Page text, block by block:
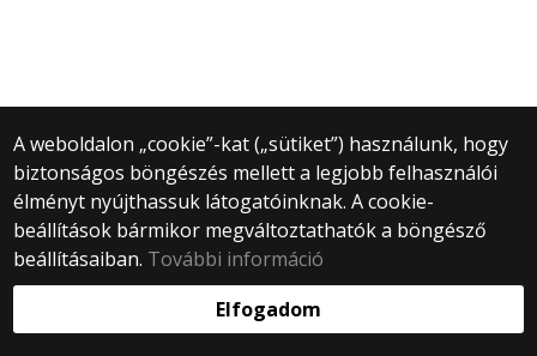
A weboldalon „cookie”-kat („sütiket”) használunk, hogy
biztonságos böngészés mellett a legjobb felhasználói
élményt nyújthassuk látogatóinknak. A cookie-
beállítások bármikor megváltoztathatók a böngésző
beállításaiban. További információ
Elfogadom